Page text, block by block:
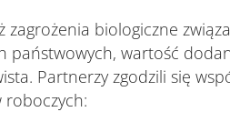
zagrożenia biologiczne
państwowych, wartość
Partnerzy zgodzili się
roboczych: